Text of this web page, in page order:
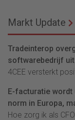
Markt Update
Tradeinterop
softwarebedrijf uit
4CEE versterkt
E-facturatie wordt
norm in Europa,
Hoe zorg ik als